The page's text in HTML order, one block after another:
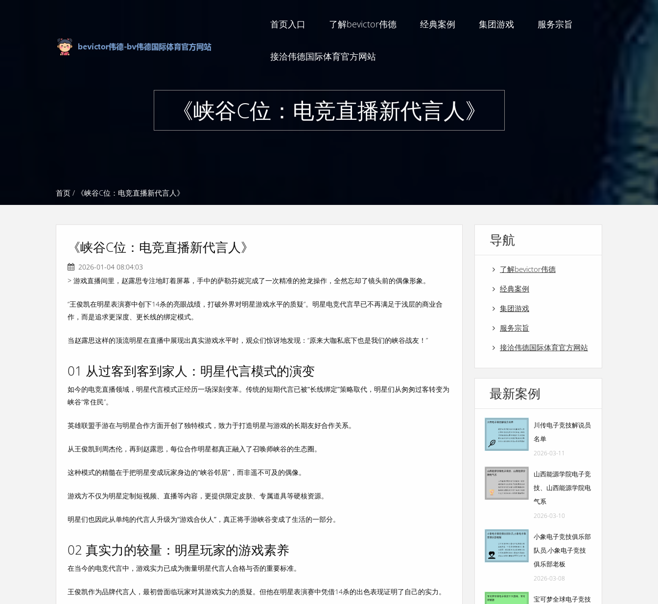
首页入口 了解bevictor伟德 经典案例 集团游戏 服务宗旨
接洽伟德国际体育官方网站
《峡谷C位：电竞直播新代言人》
首页 / 《峡谷C位：电竞直播新代言人》
《峡谷C位：电竞直播新代言人》
2026-01-04 08:04:03
> 游戏直播间里，赵露思专注地盯着屏幕，手中的萨勒芬妮完成了一次精准的抢龙操作，全然忘却了镜头前的偶像形象。
“王俊凯在明星表演赛中创下14杀的亮眼战绩，打破外界对明星游戏水平的质疑”。明星电竞代言早已不再满足于浅层的商业合
作，而是追求更深度、更长线的绑定模式。
当赵露思这样的顶流明星在直播中展现出真实游戏水平时，观众们惊讶地发现：“原来大咖私底下也是我们的峡谷战友！”
01 从过客到客到家人：明星代言模式的演变
如今的电竞直播领域，明星代言模式正经历一场深刻变革。 传统的短期代言已被“长线绑定”策略取代 ，明星们从匆匆过客转变为
峡谷“常住民”。
英雄联盟手游在与明星合作方面开创了独特模式，致力于打造明星与游戏的长期友好合作关系。
从王俊凯到周杰伦，再到赵露思，每位合作明星都真正融入了召唤师峡谷的生态圈。
这种模式的精髓在于把明星变成玩家身边的“峡谷邻居” ，而非遥不可及的偶像。
游戏方不仅为明星定制短视频、直播等内容，更提供限定皮肤、专属道具等硬核资源。
明星们也因此从单纯的代言人升级为“游戏合伙人” ，真正将手游峡谷变成了生活的一部分。
02 真实力的较量：明星玩家的游戏素养
在当今的电竞代言中， 游戏实力已成为衡量明星代言人合格与否的重要标准。
王俊凯作为品牌代言人，最初曾面临玩家对其游戏实力的质疑。但他在明星表演赛中凭借14杀的出色表现证明了自己的实力。
导航
了解bevictor伟德
经典案例
集团游戏
服务宗旨
接洽伟德国际体育官方网站
最新案例
川传电子竞技解说员
名单
2026-03-11
山西能源学院电子竞
技、山西能源学院电
气系
2026-03-10
小象电子竞技俱乐部
队员,小象电子竞技
俱乐部老板
2026-03-08
宝可梦全球电子竞技